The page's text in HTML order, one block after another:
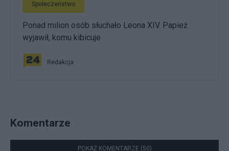
Społeczeństwo
Ponad milion osób słuchało Leona XIV. Papież
wyjawił, komu kibicuje
Redakcja
Komentarze
POKAŻ KOMENTARZE (50)